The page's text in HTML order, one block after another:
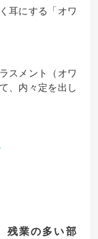
耳にする「オワ
スメント（オワ
、内々定を出し
残業の多い部